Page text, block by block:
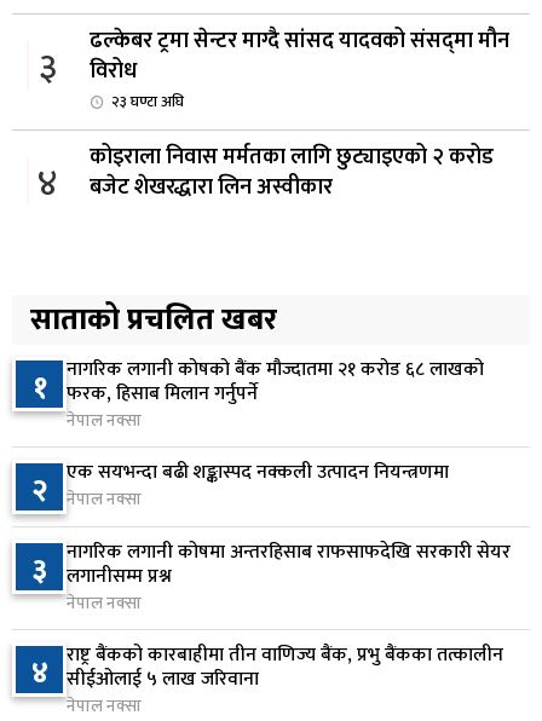
३
ढल्केबर ट्रमा सेन्टर माग्दै सांसद यादवको संसद्‌मा मौन
विरोध
२३ घण्टा अघि
४
कोइराला निवास मर्मतका लागि छुट्याइएको २ करोड
बजेट शेखरद्धारा लिन अस्वीकार
५
ठक्कर दिँदा किशोरको मृत्यु
१ दिन अघि
६
प्रतिनिधिसभा बैठक बस्दै , पाँच विधेयक र प्रतिवेदन
प्रस्तुत हुने
१ दिन अघि
७
आज बस्ने भनिएको राष्ट्रिय सभाको बैठक बुधबारका लागि
सर्‍यो
१ दिन अघि
८
वीरगञ्जमा ट्यांकरको सिल खोलेर तेल निकाल्ने सात जना
रंगेहात पक्राउ
१ दिन अघि
साताको प्रचलित खबर
१ नागरिक लगानी कोषको बैंक मौज्दातमा २१ करोड ६८ लाखको
फरक, हिसाब मिलान गर्नुपर्ने
नेपाल नक्सा
२ एक सयभन्दा बढी शङ्कास्पद नक्कली उत्पादन नियन्त्रणमा
नेपाल नक्सा
३ नागरिक लगानी कोषमा अन्तरहिसाब राफसाफदेखि सरकारी सेयर
लगानीसम्म प्रश्न
नेपाल नक्सा
४ राष्ट्र बैंकको कारबाहीमा तीन वाणिज्य बैंक, प्रभु बैंकका तत्कालीन
सीईओलाई ५ लाख जरिवाना
नेपाल नक्सा